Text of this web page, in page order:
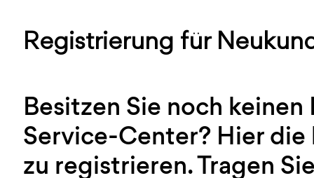
Registrierung für
Besitzen Sie noch
Service-Center? Hier
zu registrieren. Tragen